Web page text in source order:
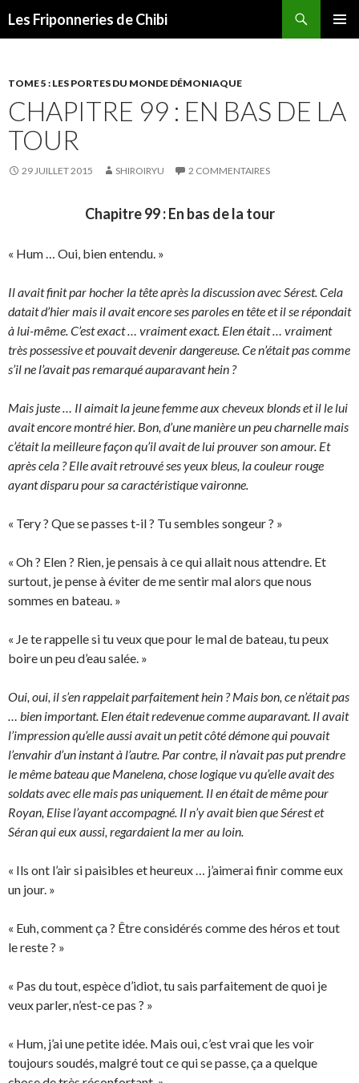
Les Friponneries de Chibi
TOME 5 : LES PORTES DU MONDE DÉMONIAQUE
CHAPITRE 99 : EN BAS DE LA
TOUR
29 JUILLET 2015 SHIROIRYU 2 COMMENTAIRES
Chapitre 99 : En bas de la tour
« Hum … Oui, bien entendu. »
Il avait finit par hocher la tête après la discussion avec Sérest. Cela
datait d’hier mais il avait encore ses paroles en tête et il se répondait
à lui-même. C’est exact … vraiment exact. Elen était … vraiment
très possessive et pouvait devenir dangereuse. Ce n’était pas comme
s’il ne l’avait pas remarqué auparavant hein ?
Mais juste … Il aimait la jeune femme aux cheveux blonds et il le lui
avait encore montré hier. Bon, d’une manière un peu charnelle mais
c’était la meilleure façon qu’il avait de lui prouver son amour. Et
après cela ? Elle avait retrouvé ses yeux bleus, la couleur rouge
ayant disparu pour sa caractéristique vaironne.
« Tery ? Que se passes t-il ? Tu sembles songeur ? »
« Oh ? Elen ? Rien, je pensais à ce qui allait nous attendre. Et
surtout, je pense à éviter de me sentir mal alors que nous
sommes en bateau. »
« Je te rappelle si tu veux que pour le mal de bateau, tu peux
boire un peu d’eau salée. »
Oui, oui, il s’en rappelait parfaitement hein ? Mais bon, ce n’était pas
… bien important. Elen était redevenue comme auparavant. Il avait
l’impression qu’elle aussi avait un petit côté démone qui pouvait
l’envahir d’un instant à l’autre. Par contre, il n’avait pas put prendre
le même bateau que Manelena, chose logique vu qu’elle avait des
soldats avec elle mais pas uniquement. Il en était de même pour
Royan, Elise l’ayant accompagné. Il n’y avait bien que Sérest et
Séran qui eux aussi, regardaient la mer au loin.
« Ils ont l’air si paisibles et heureux … j’aimerai finir comme eux
un jour. »
« Euh, comment ça ? Être considérés comme des héros et tout
le reste ? »
« Pas du tout, espèce d’idiot, tu sais parfaitement de quoi je
veux parler, n’est-ce pas ? »
« Hum, j’ai une petite idée. Mais oui, c’est vrai que les voir
toujours soudés, malgré tout ce qui se passe, ça a quelque